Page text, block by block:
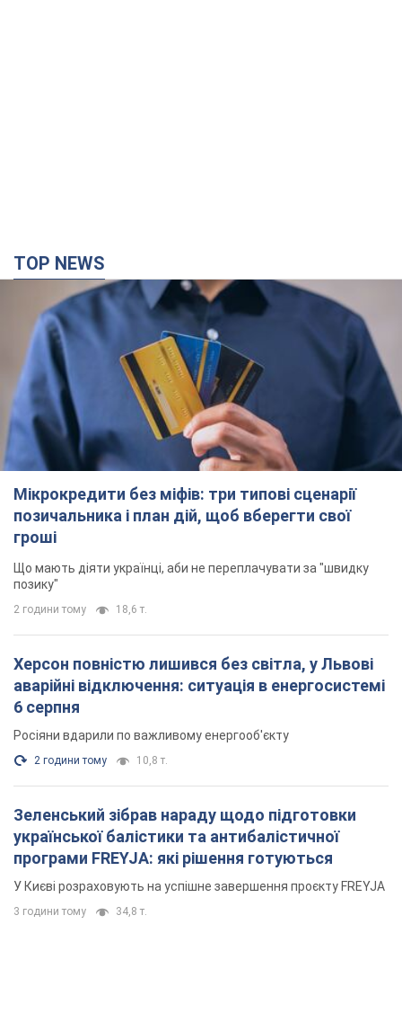
TOP NEWS
Мікрокредити без міфів: три типові сценарії
позичальника і план дій, щоб вберегти свої
гроші
Що мають діяти українці, аби не переплачувати за "швидку
позику"
2 години тому 18,6 т.
Херсон повністю лишився без світла, у Львові
аварійні відключення: ситуація в енергосистемі
6 серпня
Росіяни вдарили по важливому енергооб'єкту
2 години тому 10,8 т.
Зеленський зібрав нараду щодо підготовки
української балістики та антибалістичної
програми FREYJA: які рішення готуються
У Києві розраховують на успішне завершення проєкту FREYJA
3 години тому 34,8 т.